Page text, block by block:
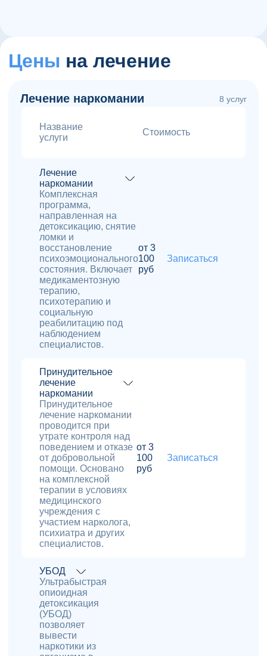
Цены на лечение
Лечение наркомании 8 услуг
Название
услуги
Стоимость
Лечение
наркомании
Комплексная
программа,
направленная на
детоксикацию, снятие
ломки и
восстановление
психоэмоционального
состояния. Включает
медикаментозную
терапию,
психотерапию и
социальную
реабилитацию под
наблюдением
специалистов.
от 3
100
руб
Записаться
Принудительное
лечение
наркомании
Принудительное
лечение наркомании
проводится при
утрате контроля над
поведением и отказе
от добровольной
помощи. Основано
на комплексной
терапии в условиях
медицинского
учреждения с
участием нарколога,
психиатра и других
специалистов.
от 3
100
руб
Записаться
УБОД
Ультрабыстрая
опиоидная
детоксикация
(УБОД)
позволяет
вывести
наркотики из